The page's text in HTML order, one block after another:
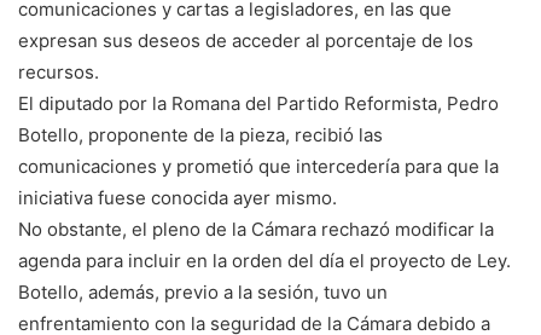
comunicaciones y cartas a legisladores, en las que
expresan sus deseos de acceder al porcentaje de los
recursos.
El diputado por la Romana del Partido Reformista, Pedro
Botello, proponente de la pieza, recibió las
comunicaciones y prometió que intercedería para que la
iniciativa fuese conocida ayer mismo.
No obstante, el pleno de la Cámara rechazó modificar la
agenda para incluir en la orden del día el proyecto de Ley.
Botello, además, previo a la sesión, tuvo un
enfrentamiento con la seguridad de la Cámara debido a